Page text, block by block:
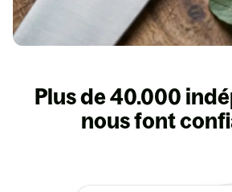
Plus de 40.000
nous font